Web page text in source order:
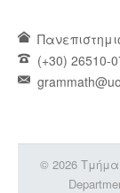
(+30) 26510-
© 2026